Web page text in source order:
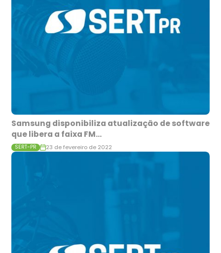
Samsung disponibiliza atualização de software
que libera a faixa FM...
SERT-PR 23 de fevereiro de 2022